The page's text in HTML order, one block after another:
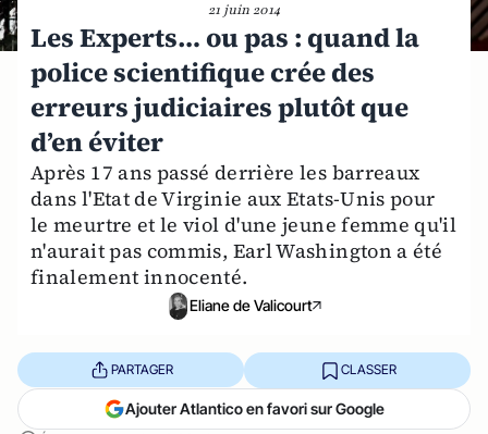
21 juin 2014
Les Experts… ou pas : quand la
police scientifique crée des
erreurs judiciaires plutôt que
d’en éviter
Après 17 ans passé derrière les barreaux
dans l'Etat de Virginie aux Etats-Unis pour
le meurtre et le viol d'une jeune femme qu'il
n'aurait pas commis, Earl Washington a été
finalement innocenté.
Eliane de Valicourt
PARTAGER CLASSER
Ajouter Atlantico en favori sur Google